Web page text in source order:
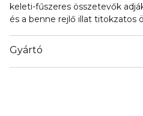
keleti-fűszeres összetevők
és a benne rejlő illat titokzatos
Gyártó